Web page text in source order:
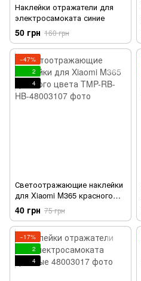
Наклейки отражатели для
электросамоката синие
50 грн 160 грн
−47%
2
4
Светоотражающие наклейки
для Xiaomi M365 красного
цвета
40 грн 75 грн
−17%
2
4